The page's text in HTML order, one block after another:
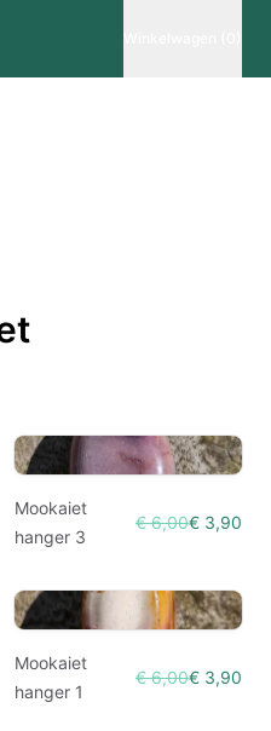
Mookaiet
hanger 3
€ 6,00€ 3,90
Mookaiet
hanger 1
€ 6,00€ 3,90